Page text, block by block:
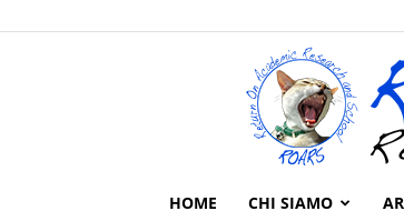
HOME CHI SIAMO